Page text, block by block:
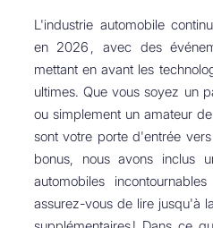
L'industrie automobile
en 2026 , avec des
mettant en avant les
ultimes. Que vous soyez un
ou simplement un amateur
sont votre porte d'entrée
bonus, nous avons inclus
automobiles
assurez-vous de lire jusqu'à